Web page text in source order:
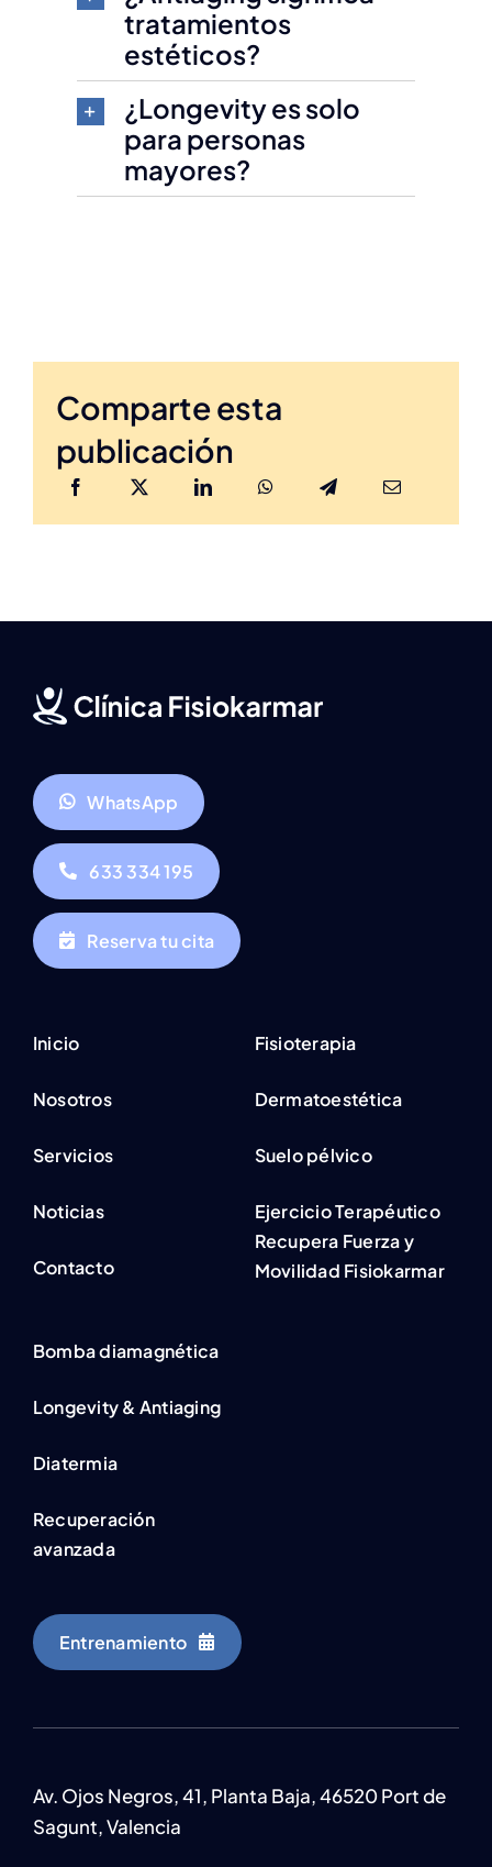
tratamientos
estéticos?
¿Longevity es solo
para personas
mayores?
Comparte esta
publicación
WhatsApp
633 334 195
Reserva tu cita
Inicio
Nosotros
Servicios
Noticias
Contacto
Fisioterapia
Dermatoestética
Suelo pélvico
Ejercicio Terapéutico
Recupera Fuerza y
Movilidad Fisiokarmar
Bomba diamagnética
Longevity & Antiaging
Diatermia
Recuperación
avanzada
Entrenamiento
Av. Ojos Negros, 41, Planta Baja, 46520 Port de
Sagunt, Valencia